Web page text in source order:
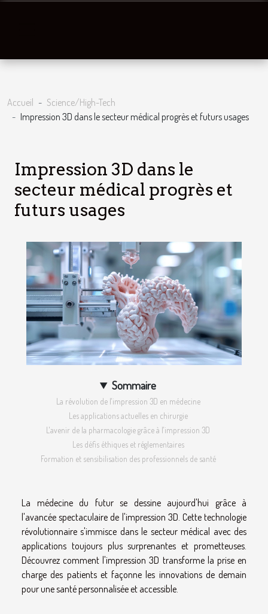
Accueil
Science/High-Tech
Impression 3D dans le secteur médical progrès et futurs usages
Impression 3D dans le
secteur médical progrès et
futurs usages
Sommaire
La révolution de l'impression 3D en médecine
Les applications actuelles en chirurgie
L'avenir de la pharmacologie grâce à l'impression 3D
Les défis éthiques et réglementaires
Formation et sensibilisation des professionnels de santé
La médecine du futur se dessine aujourd'hui grâce à
l'avancée spectaculaire de l'impression 3D. Cette technologie
révolutionnaire s'immisce dans le secteur médical avec des
applications toujours plus surprenantes et prometteuses.
Découvrez comment l'impression 3D transforme la prise en
charge des patients et façonne les innovations de demain
pour une santé personnalisée et accessible.